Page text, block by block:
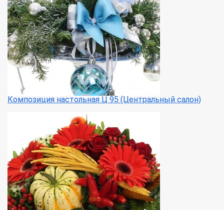
Композиция настольная Ц 95 (Центральный салон)